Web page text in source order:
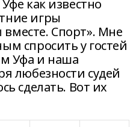
как известно
игры
Спорт». Мне
спросить у гостей
Уфа и наша
любезности судей
сделать. Вот их